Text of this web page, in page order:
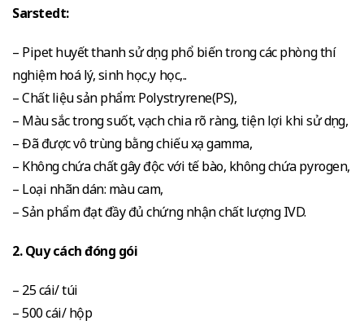
Sarstedt:
– Pipet huyết thanh sử dụng phổ biến trong các phòng thí
nghiệm hoá lý, sinh học,y học,..
– Chất liệu sản phẩm: Polystryrene(PS),
– Màu sắc trong suốt, vạch chia rõ ràng, tiện lợi khi sử dụng,
– Đã được vô trùng bằng chiếu xạ gamma,
– Không chứa chất gây độc với tế bào, không chứa pyrogen,
– Loại nhãn dán: màu cam,
– Sản phẩm đạt đầy đủ chứng nhận chất lượng IVD.
2. Quy cách đóng gói
– 25 cái/ túi
– 500 cái/ hộp